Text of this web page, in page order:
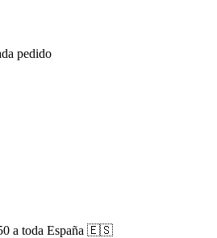
pedido
a toda España 🇪🇸